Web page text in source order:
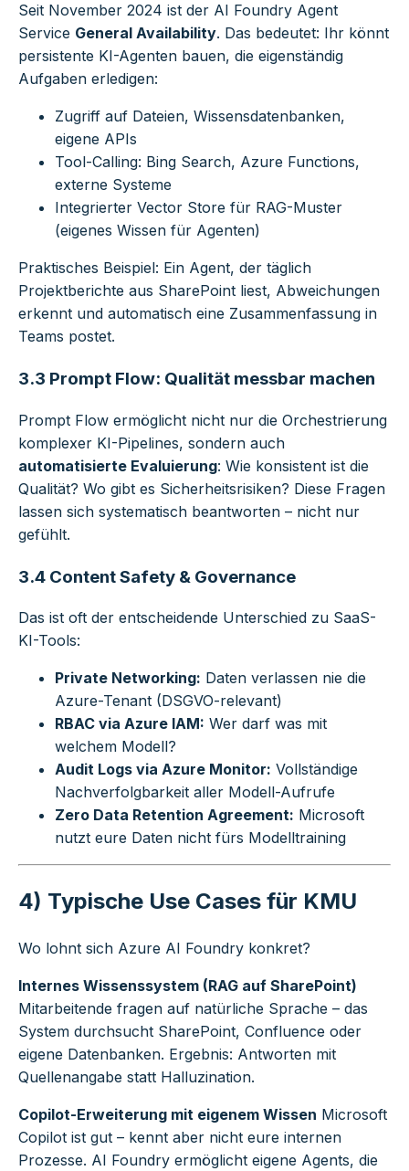
Seit November 2024 ist der AI Foundry Agent
Service General Availability. Das bedeutet: Ihr könnt
persistente KI-Agenten bauen, die eigenständig
Aufgaben erledigen:
Zugriff auf Dateien, Wissensdatenbanken,
eigene APIs
Tool-Calling: Bing Search, Azure Functions,
externe Systeme
Integrierter Vector Store für RAG-Muster
(eigenes Wissen für Agenten)
Praktisches Beispiel: Ein Agent, der täglich
Projektberichte aus SharePoint liest, Abweichungen
erkennt und automatisch eine Zusammenfassung in
Teams postet.
3.3 Prompt Flow: Qualität messbar machen
Prompt Flow ermöglicht nicht nur die Orchestrierung
komplexer KI-Pipelines, sondern auch
automatisierte Evaluierung: Wie konsistent ist die
Qualität? Wo gibt es Sicherheitsrisiken? Diese Fragen
lassen sich systematisch beantworten – nicht nur
gefühlt.
3.4 Content Safety & Governance
Das ist oft der entscheidende Unterschied zu SaaS-
KI-Tools:
Private Networking: Daten verlassen nie die
Azure-Tenant (DSGVO-relevant)
RBAC via Azure IAM: Wer darf was mit
welchem Modell?
Audit Logs via Azure Monitor: Vollständige
Nachverfolgbarkeit aller Modell-Aufrufe
Zero Data Retention Agreement: Microsoft
nutzt eure Daten nicht fürs Modelltraining
4) Typische Use Cases für KMU
Wo lohnt sich Azure AI Foundry konkret?
Internes Wissenssystem (RAG auf SharePoint)
Mitarbeitende fragen auf natürliche Sprache – das
System durchsucht SharePoint, Confluence oder
eigene Datenbanken. Ergebnis: Antworten mit
Quellenangabe statt Halluzination.
Copilot-Erweiterung mit eigenem Wissen Microsoft
Copilot ist gut – kennt aber nicht eure internen
Prozesse. AI Foundry ermöglicht eigene Agents, die